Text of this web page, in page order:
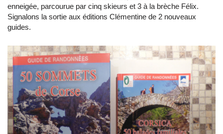
enneigée, parcourue par cinq skieurs et 3 à la brèche Félix.
Signalons la sortie aux éditions Clémentine de 2 nouveaux
guides.